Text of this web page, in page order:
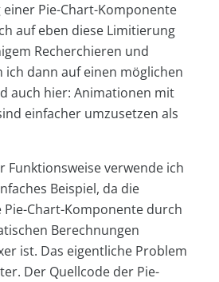
Pie-Chart-Komponente
auf eben diese Limitierung
Recherchieren und
ich dann auf einen möglichen
auch hier: Animationen mit
einfacher umzusetzen als
Funktionsweise verwende ich
Beispiel, da die
Chart-Komponente durch
Berechnungen
ist. Das eigentliche Problem
Der Quellcode der Pie-